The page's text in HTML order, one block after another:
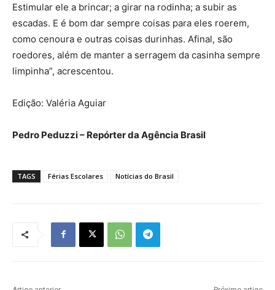
Estimular ele a brincar; a girar na rodinha; a subir as
escadas. E é bom dar sempre coisas para eles roerem,
como cenoura e outras coisas durinhas. Afinal, são
roedores, além de manter a serragem da casinha sempre
limpinha”, acrescentou.
Edição: Valéria Aguiar
Pedro Peduzzi – Repórter da Agência Brasil
TAGS Férias Escolares Notícias do Brasil